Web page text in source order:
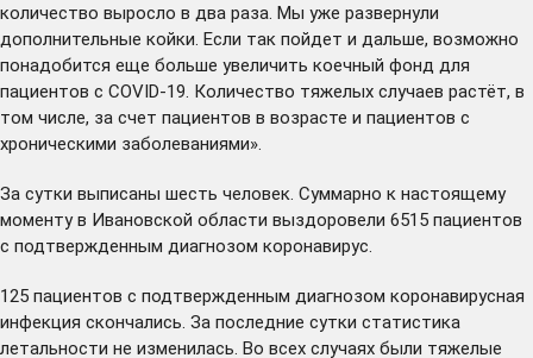
количество выросло в два раза. Мы уже развернули
дополнительные койки. Если так пойдет и дальше, возможно
понадобится еще больше увеличить коечный фонд для
пациентов с COVID-19. Количество тяжелых случаев растёт, в
том числе, за счет пациентов в возрасте и пациентов с
хроническими заболеваниями».
За сутки выписаны шесть человек. Суммарно к настоящему
моменту в Ивановской области выздоровели 6515 пациентов
с подтвержденным диагнозом коронавирус.
125 пациентов с подтвержденным диагнозом коронавирусная
инфекция скончались. За последние сутки статистика
летальности не изменилась. Во всех случаях были тяжелые